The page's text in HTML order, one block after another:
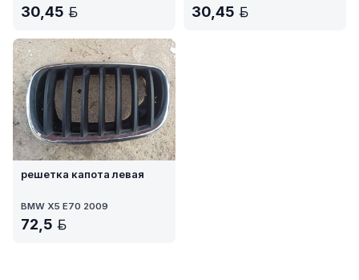
30,45 30,45
решетка капота левая
BMW X5 E70 2009
72,5